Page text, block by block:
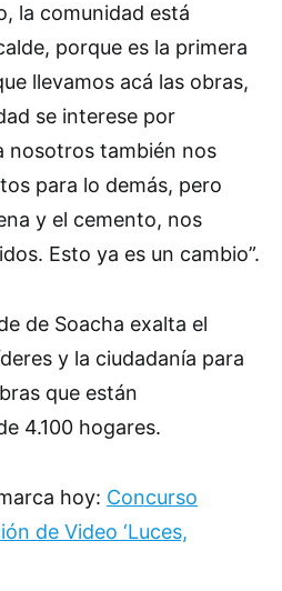
la comunidad está
porque es la primera
llevamos acá las obras,
se interese por
nosotros también nos
para lo demás, pero
y el cemento, nos
Esto ya es un cambio”.
de Soacha exalta el
y la ciudadanía para
que están
4.100 hogares.
hoy: Concurso
de Video ‘Luces,